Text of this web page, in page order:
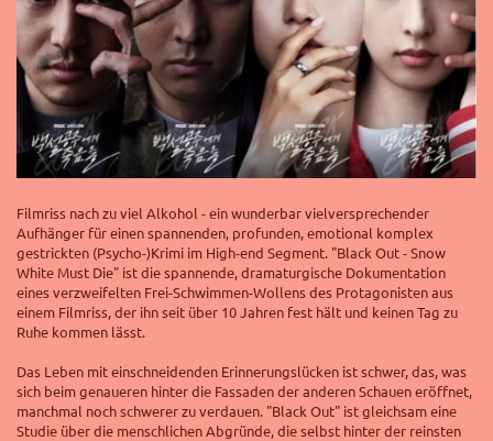
Filmriss nach zu viel Alkohol - ein wunderbar vielversprechender
Aufhänger für einen spannenden, profunden, emotional komplex
gestrickten (Psycho-)Krimi im High-end Segment. "Black Out - Snow
White Must Die" ist die spannende, dramaturgische Dokumentation
eines verzweifelten Frei-Schwimmen-Wollens des Protagonisten aus
einem Filmriss, der ihn seit über 10 Jahren fest hält und keinen Tag zu
Ruhe kommen lässt.
Das Leben mit einschneidenden Erinnerungslücken ist schwer, das, was
sich beim genaueren hinter die Fassaden der anderen Schauen eröffnet,
manchmal noch schwerer zu verdauen. "Black Out" ist gleichsam eine
Studie über die menschlichen Abgründe, die selbst hinter der reinsten